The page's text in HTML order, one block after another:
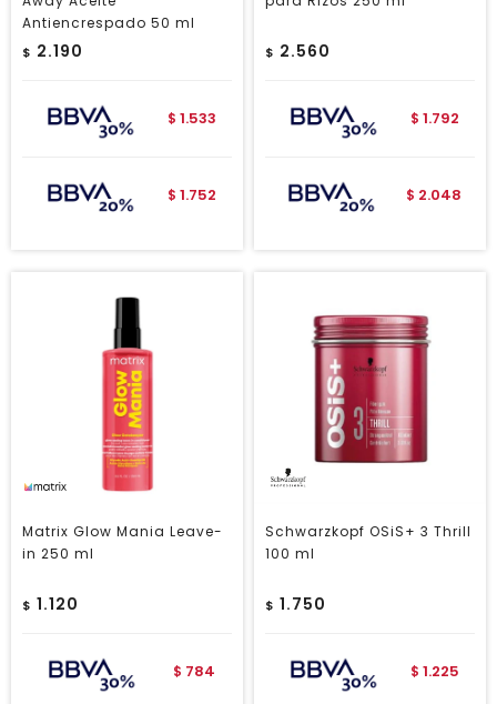
Antiencrespado 50 ml
$ 2.190
$ 1.533
$ 1.752
$ 2.560
$ 1.792
$ 2.048
Matrix Glow Mania Leave-
in 250 ml
$ 1.120
$ 784
Schwarzkopf OSiS+ 3 Thrill
100 ml
$ 1.750
$ 1.225